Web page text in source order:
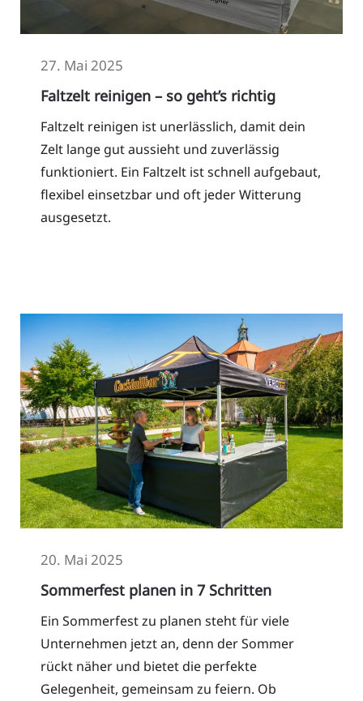
27. Mai 2025
Faltzelt reinigen – so geht’s richtig
Faltzelt reinigen ist unerlässlich, damit dein
Zelt lange gut aussieht und zuverlässig
funktioniert. Ein Faltzelt ist schnell aufgebaut,
flexibel einsetzbar und oft jeder Witterung
ausgesetzt.
20. Mai 2025
Sommerfest planen in 7 Schritten
Ein Sommerfest zu planen steht für viele
Unternehmen jetzt an, denn der Sommer
rückt näher und bietet die perfekte
Gelegenheit, gemeinsam zu feiern. Ob